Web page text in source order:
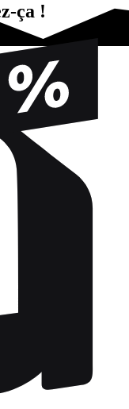
ça !